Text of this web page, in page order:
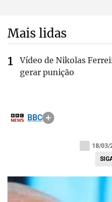
Mais lidas
Vídeo de Nikolas
gerar punição
BBC
18/03/